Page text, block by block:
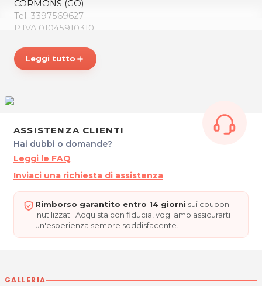
CORMONS (GO)
Tel. 3397569627
P.IVA 01045910310
Per ulteriori informazioni sull'offerta o sulle modalità di
acquisto scrivi aposta@espevia.it
Leggi tutto add
ASSISTENZA CLIENTI
Hai dubbi o domande?
Leggi le FAQ
Inviaci una richiesta di assistenza
Rimborso garantito entro 14 giorni sui coupon
inutilizzati. Acquista con fiducia, vogliamo assicurarti
un'esperienza sempre soddisfacente.
GALLERIA